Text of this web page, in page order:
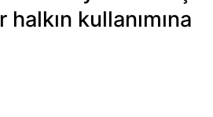
kullanımına